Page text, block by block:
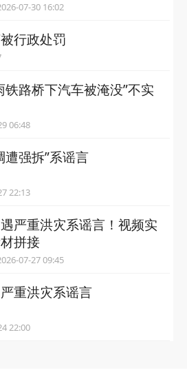
互联网联合辟谣平台 2026-07-30 16:02
行政处罚
铁路桥下汽车被淹没”不实
07-29 06:48
遭强拆”系谣言
07-27 22:13
严重洪灾系谣言！视频实
拼接
互联网联合辟谣平台 2026-07-27 09:45
重洪灾系谣言
07-24 22:00